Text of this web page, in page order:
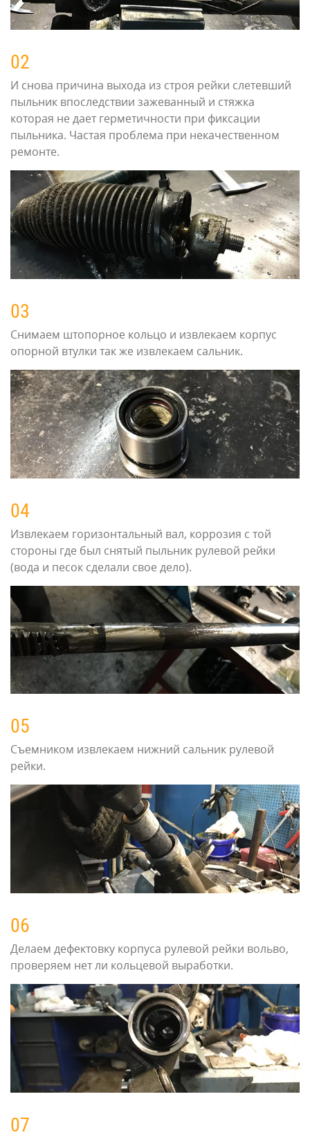
02
И снова причина выхода из строя рейки слетевший
пыльник впоследствии зажеванный и стяжка
которая не дает герметичности при фиксации
пыльника. Частая проблема при некачественном
ремонте.
03
Снимаем штопорное кольцо и извлекаем корпус
опорной втулки так же извлекаем сальник.
04
Извлекаем горизонтальный вал, коррозия с той
стороны где был снятый пыльник рулевой рейки
(вода и песок сделали свое дело).
05
Съемником извлекаем нижний сальник рулевой
рейки.
06
Делаем дефектовку корпуса рулевой рейки вольво,
проверяем нет ли кольцевой выработки.
07